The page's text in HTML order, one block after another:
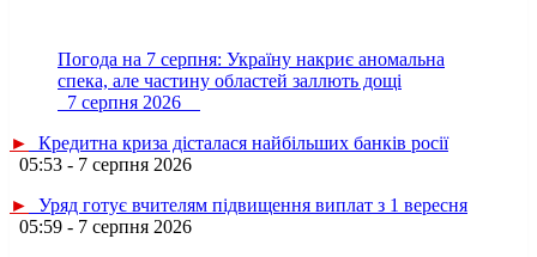
Погода на 7 серпня: Україну накриє аномальна
спека, але частину областей заллють дощі
7 серпня 2026
►
Кредитна криза дісталася найбільших банків росії
05:53 - 7 серпня 2026
►
Уряд готує вчителям підвищення виплат з 1 вересня
05:59 - 7 серпня 2026